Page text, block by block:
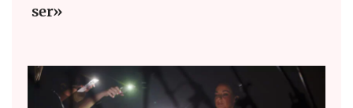
ser»